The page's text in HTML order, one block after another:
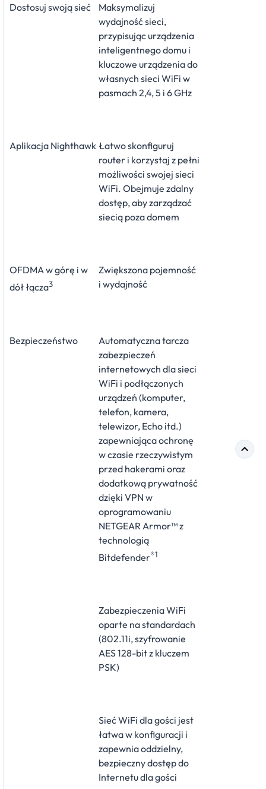
Dostosuj swoją sieć
Maksymalizuj
wydajność sieci,
przypisując urządzenia
inteligentnego domu i
kluczowe urządzenia do
własnych sieci WiFi w
pasmach 2,4, 5 i 6 GHz
Aplikacja Nighthawk Łatwo skonfiguruj
router i korzystaj z pełni
możliwości swojej sieci
WiFi. Obejmuje zdalny
dostęp, aby zarządzać
siecią poza domem
OFDMA w górę i w
dół łącza3
Zwiększona pojemność
i wydajność
Bezpieczeństwo
Automatyczna tarcza
zabezpieczeń
internetowych dla sieci
WiFi i podłączonych
urządzeń (komputer,
telefon, kamera,
telewizor, Echo itd.)
zapewniająca ochronę
w czasie rzeczywistym
przed hakerami oraz
dodatkową prywatność
dzięki VPN w
oprogramowaniu
NETGEAR Armor™ z
technologią
Bitdefender®1
Zabezpieczenia WiFi
oparte na standardach
(802.11i, szyfrowanie
AES 128-bit z kluczem
PSK)
Sieć WiFi dla gości jest
łatwa w konfiguracji i
zapewnia oddzielny,
bezpieczny dostęp do
Internetu dla gości